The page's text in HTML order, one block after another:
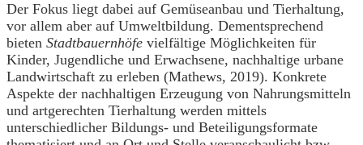
Der Fokus liegt dabei auf Gemüseanbau und Tierhaltung,
vor allem aber auf Umweltbildung. Dementsprechend
bieten Stadtbauernhöfe vielfältige Möglichkeiten für
Kinder, Jugendliche und Erwachsene, nachhaltige urbane
Landwirtschaft zu erleben (Mathews, 2019). Konkrete
Aspekte der nachhaltigen Erzeugung von Nahrungsmitteln
und artgerechten Tierhaltung werden mittels
unterschiedlicher Bildungs- und Beteiligungsformate